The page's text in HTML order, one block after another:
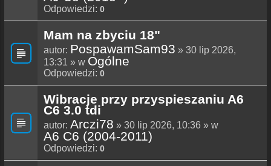
Odpowiedzi: 0
Mam na zbyciu 18"
autor: PospawamSam93 » 30 lip 2026,
13:31 » w Ogólne
Odpowiedzi: 0
Wibracje przy przyspieszaniu A6
C6 3.0 tdi
autor: Arczi78 » 30 lip 2026, 10:36 » w
A6 C6 (2004-2011)
Odpowiedzi: 0